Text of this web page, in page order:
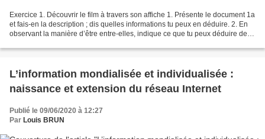
Exercice 1. Découvrir le film à travers son affiche 1. Présente le document 1a
et fais-en la description ; dis quelles informations tu peux en déduire. 2. En
observant la manière d’être entre-elles, indique ce que tu peux déduire de la
L’information mondialisée et individualisée :
naissance et extension du réseau Internet
Publié le 09/06/2020 à 12:27
Par Louis BRUN